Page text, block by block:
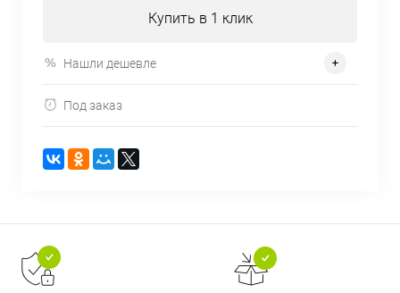
Купить в 1 клик
Нашли дешевле
Под заказ